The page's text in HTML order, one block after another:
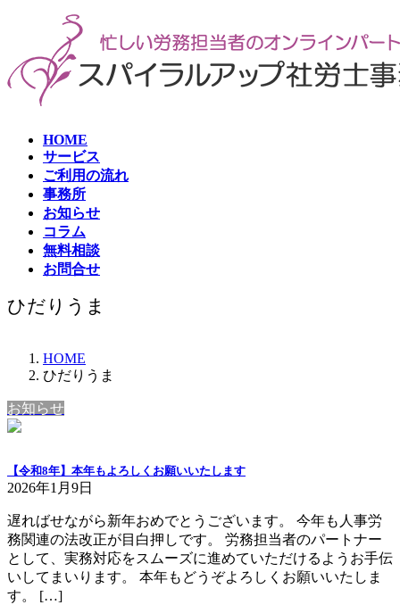
ン
ツ
ー
シ
HOME
サービス
ご利用の流れ
事務所
お知らせ
コラム
無料相談
お問合せ
ひだりうま
HOME
ひだりうま
お知らせ
【令和8年】本年もよろしくお願いいたします
2026年1月9日
遅ればせながら新年おめでとうございます。 今年も人事労
務関連の法改正が目白押しです。 労務担当者のパートナー
として、実務対応をスムーズに進めていただけるようお手伝
いしてまいります。 本年もどうぞよろしくお願いいたしま
す。 […]